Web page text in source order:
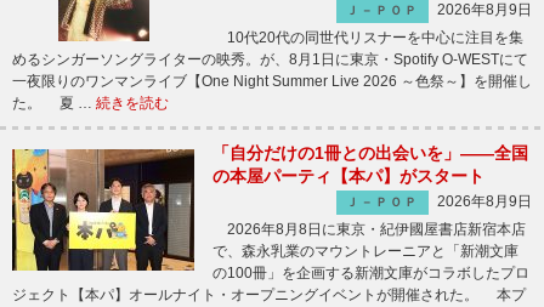
Ｊ－ＰＯＰ
2026年8月9日
10代20代の同世代リスナーを中心に注目を集
めるシンガーソングライターの映秀。が、8月1日に東京・Spotify O-WESTにて
一夜限りのワンマンライブ【One Night Summer Live 2026 ～色祭～】を開催し
た。 夏 … 続きを読む
「自分だけの1冊との出会いを」――全国
の本屋パーティ【本パ】がスタート
Ｊ－ＰＯＰ
2026年8月9日
2026年8月8日に東京・紀伊國屋書店新宿本店
で、森永乳業のマウントレーニアと「新潮文庫
の100冊」を企画する新潮文庫がコラボしたプロ
ジェクト【本パ】オールナイト・オープニングイベントが開催された。 本プ